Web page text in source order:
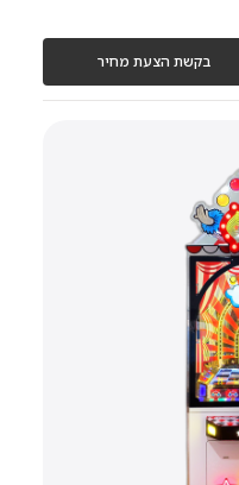
בקשת הצעת מחיר